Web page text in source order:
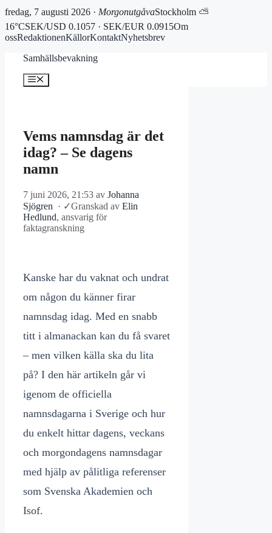
fredag, 7 augusti 2026 · MorgonutgåvaStockholm ⛅
16°CSEK/USD 0.1057 · SEK/EUR 0.0915Om
ossRedaktionenKällorKontaktNyhetsbrev
Samhällsbevakning
Meny
Vems namnsdag är det
idag? – Se dagens
namn
7 juni 2026, 21:53 av Johanna
Sjögren
· ✓Granskad av Elin
Hedlund, ansvarig för
faktagranskning
Kanske har du vaknat och undrat
om någon du känner firar
namnsdag idag. Med en snabb
titt i almanackan kan du få svaret
– men vilken källa ska du lita
på? I den här artikeln går vi
igenom de officiella
namnsdagarna i Sverige och hur
du enkelt hittar dagens, veckans
och morgondagens namnsdagar
med hjälp av pålitliga referenser
som Svenska Akademien och
Isof.